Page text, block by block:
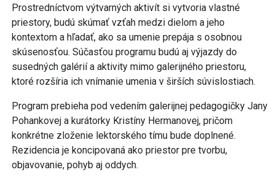
Prostredníctvom výtvarných aktivít si vytvoria vlastné
priestory, budú skúmať vzťah medzi dielom a jeho
kontextom a hľadať, ako sa umenie prepája s osobnou
skúsenosťou. Súčasťou programu budú aj výjazdy do
susedných galérií a aktivity mimo galerijného priestoru,
ktoré rozšíria ich vnímanie umenia v širších súvislostiach.
Program prebieha pod vedením galerijnej pedagogičky Jany
Pohankovej a kurátorky Kristíny Hermanovej, pričom
konkrétne zloženie lektorského tímu bude doplnené.
Rezidencia je koncipovaná ako priestor pre tvorbu,
objavovanie, pohyb aj oddych.